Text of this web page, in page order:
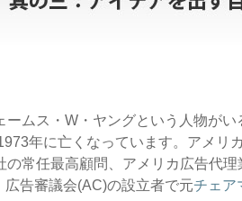
ームス・W・ヤングという人物がい
年に亡くなっています。アメリ
の常任最高顧問、アメリカ広告代理
告審議会(AC)の設立者で元チェア